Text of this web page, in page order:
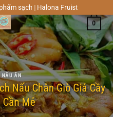
sạch | Halona Fruist
0
NẤU ĂN
Nấu Chân Giò Giả Cầy
Mẻ